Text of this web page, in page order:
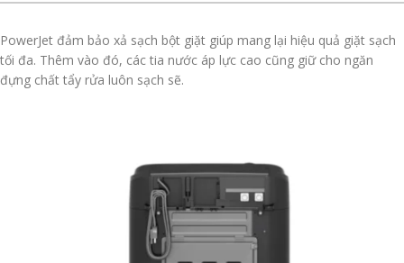
PowerJet đảm bảo xả sạch bột giặt giúp mang lại hiệu quả giặt sạch
tối đa. Thêm vào đó, các tia nước áp lực cao cũng giữ cho ngăn
đựng chất tẩy rửa luôn sạch sẽ.